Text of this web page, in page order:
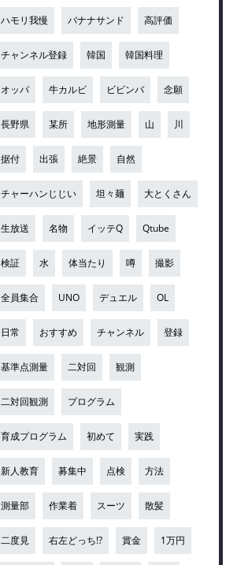
ハモリ我慢 バナナサンド 高評価
チャンネル登録 韓国 韓国料理
オッパ 牛カルビ ビビンバ 念願
長野県 某所 地形測量 山 川
据付 出張 絶景 自然
チャーハンじじい 坦々麺 大とくさん
生放送 名物 イッテQ Qtube
検証 水 体当たり 噂 撮影
全員集合 UNO デュエル OL
日常 おすすめ チャンネル 登録
基準点測量 二対回 観測
二対回観測 プログラム
育成プログラム 初めて 実践
新人教育 募集中 点検 方法
測量部 作業着 スーツ 散髪
二度見 右左どっち!? 賞金 1万円